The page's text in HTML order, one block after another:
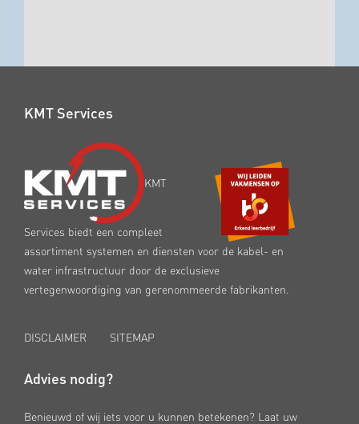
KMT Services
KMT
Services biedt een compleet
assortiment systemen en diensten voor de kabel- en
water infrastructuur door de exclusieve
vertegenwoordiging van gerenommeerde fabrikanten.
DISCLAIMER SITEMAP
Advies nodig?
Benieuwd of wij iets voor u kunnen betekenen? Laat uw